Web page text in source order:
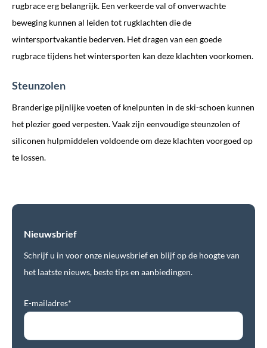
rugbrace erg belangrijk. Een verkeerde val of onverwachte
beweging kunnen al leiden tot rugklachten die de
wintersportvakantie bederven. Het dragen van een goede
rugbrace tijdens het wintersporten kan deze klachten voorkomen.
Steunzolen
Branderige pijnlijke voeten of knelpunten in de ski-schoen kunnen
het plezier goed verpesten. Vaak zijn eenvoudige steunzolen of
siliconen hulpmiddelen voldoende om deze klachten voorgoed op
te lossen.
Nieuwsbrief
Schrijf u in voor onze nieuwsbrief en blijf op de hoogte van
het laatste nieuws, beste tips en aanbiedingen.
E-mailadres*